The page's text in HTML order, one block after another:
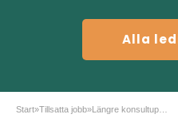
Alla
Start»Tillsatta jobb»